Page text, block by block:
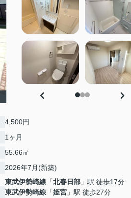
4,500円
1ヶ月
55.66㎡
2026年7月(新築)
東武伊勢崎線 「北春日部 」駅 徒歩17分
東武伊勢崎線 「姫宮 」駅 徒歩27分